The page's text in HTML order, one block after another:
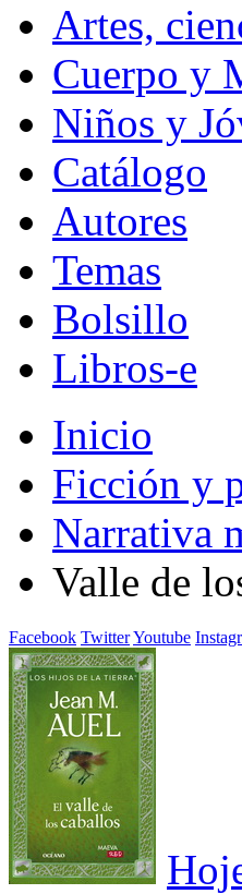
Artes,
Cuerpo y
Niños y
Catálogo
Autores
Temas
Bolsillo
Libros-e
Inicio
Ficción y
Narrativa
Valle de
Facebook TwitterYoutube